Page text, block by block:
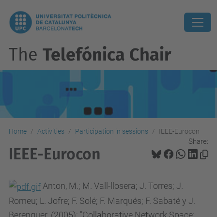
The Telefónica Chair
Home Activities Participation in sessions IEEE-Eurocon
Share:
IEEE-Eurocon
Anton, M.; M. Vall-llosera; J. Torres; J.
Romeu; L. Jofre; F. Solé; F. Marqués; F. Sabaté y J.
Berenguer. (2005): "Collaborative Network Space: